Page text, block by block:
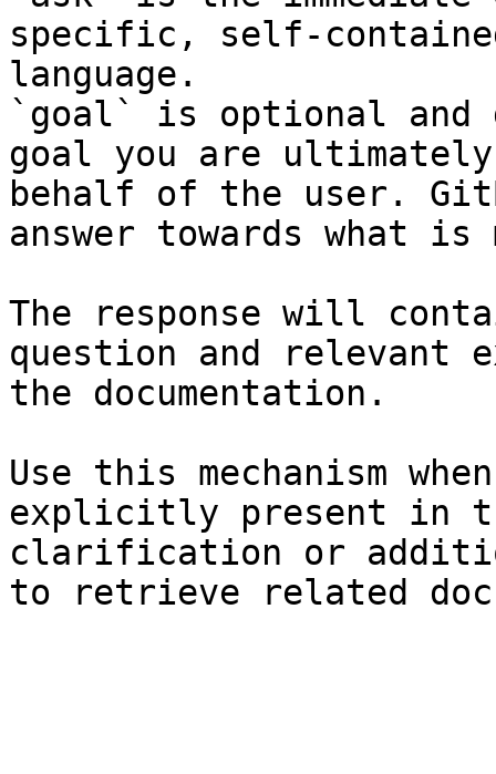
specific, self-
language.
`goal` is optional and
goal you are
behalf of the user.
answer towards what
The response will
question and relevant
the documentation.
Use this mechanism
explicitly present in
clarification or